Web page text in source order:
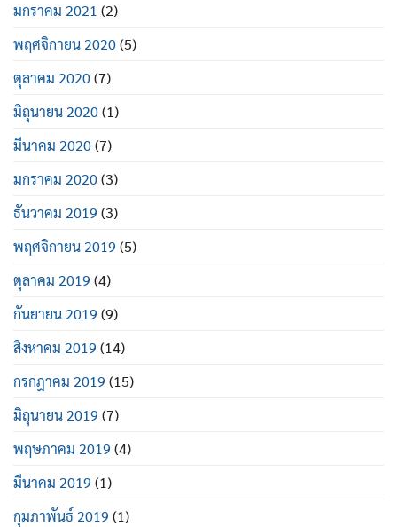
มกราคม 2021 (2)
พฤศจิกายน 2020(5)
ตุลาคม 2020(7)
มิถุนายน 2020(1)
มีนาคม 2020(7)
มกราคม 2020(3)
ธันวาคม 2019 (3)
พฤศจิกายน 2019 (5)
ตุลาคม 2019 (4)
กันยายน 2019 (9)
สิงหาคม 2019 (14)
กรกฎาคม 2019 (15)
มิถุนายน 2019 (7)
พฤษภาคม 2019 (4)
มีนาคม 2019 (1)
กุมภาพันธ์ 2019 (1)